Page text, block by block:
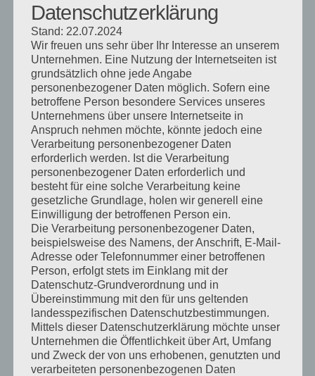
Vesper
Landbrot
süß oder
herzhaft/
Obst oder
Gemüse
Mittwoch
Mittag
Kartoffeln /
Mutzbraten
/
Sauerkraut
Vesper
Donnerstag
Mittag
Eintopf /
Nachtisch
/ Brot
1 1
Vesper Kuchen
Datenschutzerklärung
Stand: 22.07.2024
Wir freuen uns sehr über Ihr Interesse an unserem
Unternehmen. Eine Nutzung der Internetseiten ist
grundsätzlich ohne jede Angabe
personenbezogener Daten möglich. Sofern eine
betroffene Person besondere Services unseres
Unternehmens über unsere Internetseite in
Anspruch nehmen möchte, könnte jedoch eine
Verarbeitung personenbezogener Daten
erforderlich werden. Ist die Verarbeitung
personenbezogener Daten erforderlich und
besteht für eine solche Verarbeitung keine
gesetzliche Grundlage, holen wir generell eine
Einwilligung der betroffenen Person ein.
Die Verarbeitung personenbezogener Daten,
beispielsweise des Namens, der Anschrift, E-Mail-
Adresse oder Telefonnummer einer betroffenen
Person, erfolgt stets im Einklang mit der
Datenschutz-Grundverordnung und in
Übereinstimmung mit den für uns geltenden
landesspezifischen Datenschutzbestimmungen.
Mittels dieser Datenschutzerklärung möchte unser
Unternehmen die Öffentlichkeit über Art, Umfang
und Zweck der von uns erhobenen, genutzten und
verarbeiteten personenbezogenen Daten